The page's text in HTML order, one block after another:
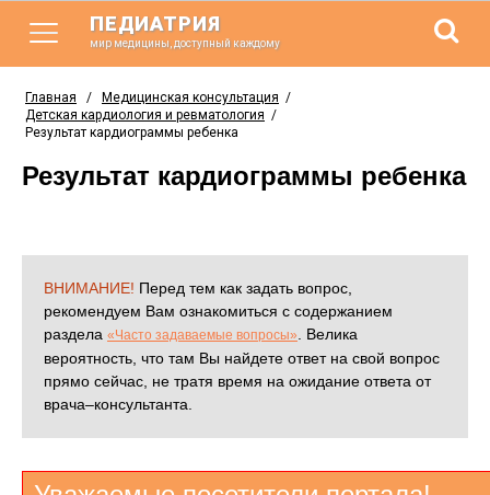
ПЕДИАТРИЯ
мир медицины, доступный каждому
Главная / Медицинская консультация /
Детская кардиология и ревматология /
Результат кардиограммы ребенка
Результат кардиограммы ребенка
ВНИМАНИЕ! Перед тем как задать вопрос,
рекомендуем Вам ознакомиться с содержанием
раздела «Часто задаваемые вопросы»
. Велика
вероятность, что там Вы найдете ответ на свой вопрос
прямо сейчас, не тратя время на ожидание ответа от
врача–консультанта.